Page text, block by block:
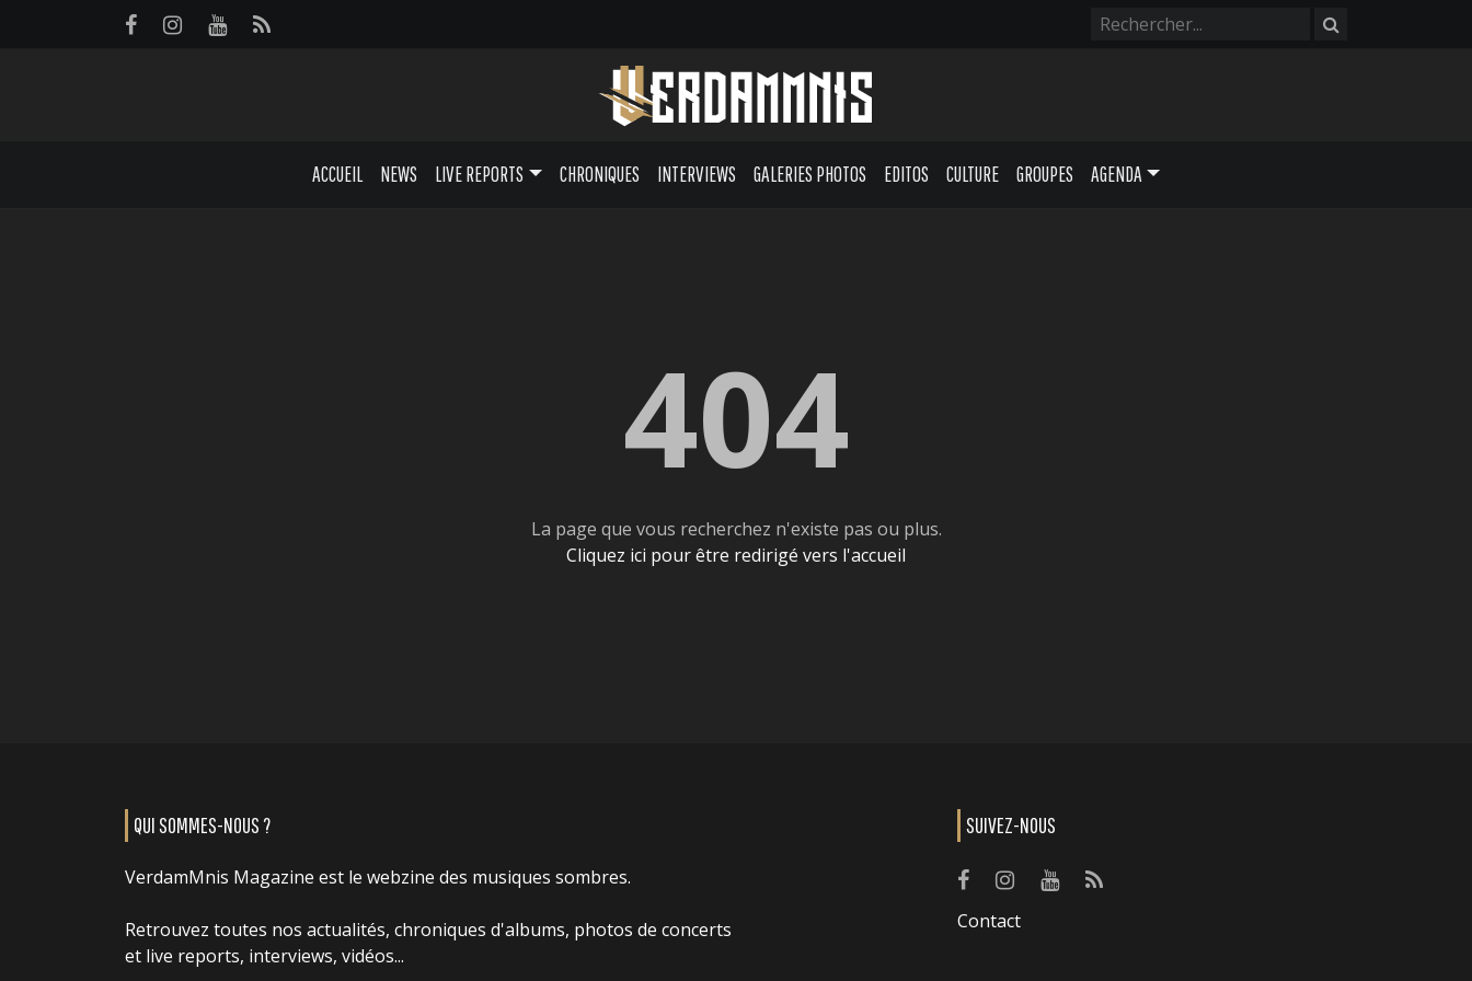
ACCUEIL NEWS LIVE REPORTS CHRONIQUES INTERVIEWS GALERIES PHOTOS EDITOS CULTURE GROUPES AGENDA
404
La page que vous recherchez n'existe pas ou plus.
Cliquez ici pour être redirigé vers l'accueil
QUI SOMMES-NOUS ?
VerdamMnis Magazine est le webzine des musiques sombres.
Retrouvez toutes nos actualités, chroniques d'albums, photos de concerts
et live reports, interviews, vidéos...
SUIVEZ-NOUS
Contact
Panneau de gestion des cookies